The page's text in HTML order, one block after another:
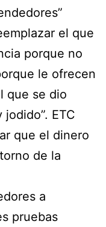
el que
porque no
le ofrecen
que se dio
ETC
que el dinero
de la
a
pruebas